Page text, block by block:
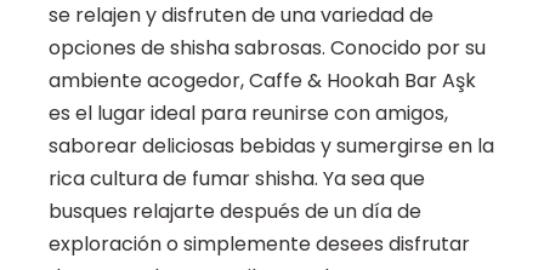
se relajen y disfruten de una variedad de
opciones de shisha sabrosas. Conocido por su
ambiente acogedor, Caffe & Hookah Bar Aşk
es el lugar ideal para reunirse con amigos,
saborear deliciosas bebidas y sumergirse en la
rica cultura de fumar shisha. Ya sea que
busques relajarte después de un día de
exploración o simplemente desees disfrutar